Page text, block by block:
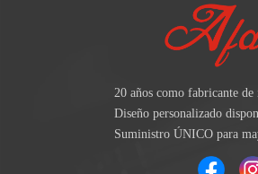
20 años como fabricante de
Diseño personalizado
Suministro ÚNICO para